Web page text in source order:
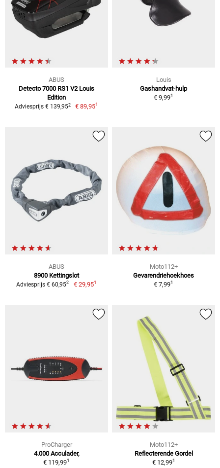
ABUS
Detecto 7000 RS1 V2 Louis
Edition
Adviesprijs € 139,952 € 89,951
Louis
Gashandvat-hulp
€ 9,991
ABUS
8900 Kettingslot
Adviesprijs € 60,952 € 29,951
Moto112+
Gevarendriehoekhoes
€ 7,991
ProCharger
4.000 Acculader,
€ 119,991
Moto112+
Reflecterende Gordel
€ 12,991